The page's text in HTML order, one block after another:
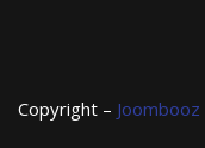
Copyright – Joombooz